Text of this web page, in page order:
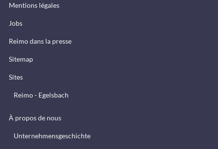
Mentions légales
Jobs
Reimo dans la presse
Sitemap
Sites
Reimo - Egelsbach
À propos de nous
Unternehmensgeschichte